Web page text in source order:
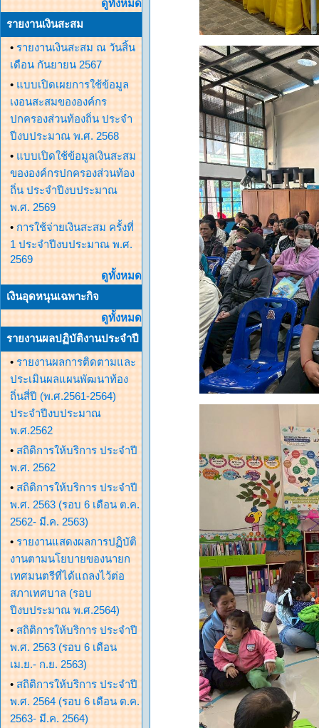
ดูทั้งหมด
รายงานเงินสะสม
• รายงานเงินสะสม ณ วันสิ้น
เดือน กันยายน 2567
• แบบเปิดเผยการใช้ข้อมูล
เงอนสะสมขององค์กร
ปกครองส่วนท้องถิ่น ประจำ
ปีงบประมาณ พ.ศ. 2568
• แบบเปิดใช้ข้อมูลเงินสะสม
ขององค์กรปกครองส่วนท้อง
ถิ่น ประจำปีงบประมาณ
พ.ศ. 2569
• การใช้จ่ายเงินสะสม ครั้งที่
1 ประจำปีงบประมาณ พ.ศ.
2569
ดูทั้งหมด
เงินอุดหนุนเฉพาะกิจ
ดูทั้งหมด
รายงานผลปฏิบัติงานประจำปี
• รายงานผลการติดตามและ
ประเมินผลแผนพัฒนาท้อง
ถิ่นสี่ปี (พ.ศ.2561-2564)
ประจำปีงบประมาณ
พ.ศ.2562
• สถิติการให้บริการ ประจำปี
พ.ศ. 2562
• สถิติการให้บริการ ประจำปี
พ.ศ. 2563 (รอบ 6 เดือน ต.ค.
2562- มี.ค. 2563)
• รายงานแสดงผลการปฏิบัติ
งานตามนโยบายของนายก
เทศมนตรีที่ได้แถลงไว้ต่อ
สภาเทศบาล (รอบ
ปีงบประมาณ พ.ศ.2564)
• สถิติการให้บริการ ประจำปี
พ.ศ. 2563 (รอบ 6 เดือน
เม.ย.- ก.ย. 2563)
• สถิติการให้บริการ ประจำปี
พ.ศ. 2564 (รอบ 6 เดือน ต.ค.
2563- มี.ค. 2564)